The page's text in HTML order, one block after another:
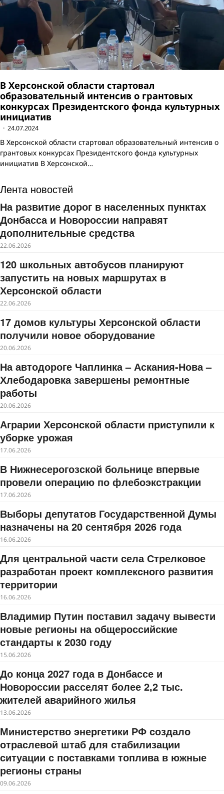
В Херсонской области стартовал
образовательный интенсив о грантовых
конкурсах Президентского фонда культурных
инициатив
24.07.2024
В Херсонской области стартовал образовательный интенсив о
грантовых конкурсах Президентского фонда культурных
инициатив В Херсонской…
Лента новостей
На развитие дорог в населенных пунктах
Донбасса и Новороссии направят
дополнительные средства
22.06.2026
120 школьных автобусов планируют
запустить на новых маршрутах в
Херсонской области
22.06.2026
17 домов культуры Херсонской области
получили новое оборудование
20.06.2026
На автодороге Чаплинка – Аскания-Нова –
Хлебодаровка завершены ремонтные
работы
20.06.2026
Аграрии Херсонской области приступили к
уборке урожая
17.06.2026
В Нижнесерогозской больнице впервые
провели операцию по флебоэкстракции
17.06.2026
Выборы депутатов Государственной Думы
назначены на 20 сентября 2026 года
16.06.2026
Для центральной части села Стрелковое
разработан проект комплексного развития
территории
16.06.2026
Владимир Путин поставил задачу вывести
новые регионы на общероссийские
стандарты к 2030 году
15.06.2026
До конца 2027 года в Донбассе и
Новороссии расселят более 2,2 тыс.
жителей аварийного жилья
13.06.2026
Министерство энергетики РФ создало
отраслевой штаб для стабилизации
ситуации с поставками топлива в южные
регионы страны
09.06.2026